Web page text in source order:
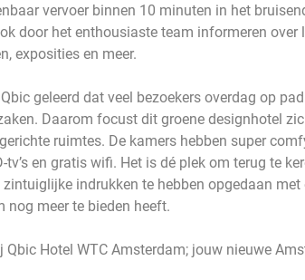
vervoer binnen 10 minuten in het
door het enthousiaste team informeren over
exposities en meer.
geleerd dat veel bezoekers overdag op
Daarom focust dit groene designhotel
ruimtes. De kamers hebben super
tv’s en gratis wifi. Het is dé plek om terug te
indrukken te hebben opgedaan met
nog meer te bieden heeft.
Qbic Hotel WTC Amsterdam; jouw nieuwe